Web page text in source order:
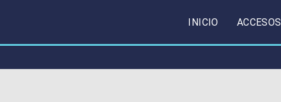
INICIO ACCESOS